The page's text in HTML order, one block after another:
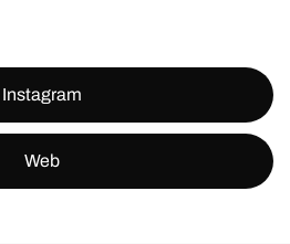
Instagram
Web